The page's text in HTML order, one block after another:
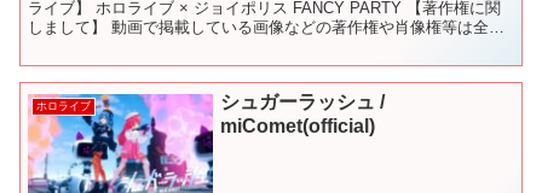
ライブ】 ホロライブ × ジョイポリス FANCY PARTY 【著作権に関
しまして】 動画で掲載している画像などの著作権や肖像権等は全て
ホロライブ
シュガーラッシュ /
miComet(official)